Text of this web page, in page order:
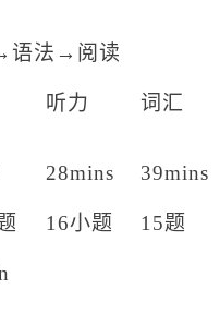
法→阅读
听力 词汇
28mins 39mins
16小题 15题